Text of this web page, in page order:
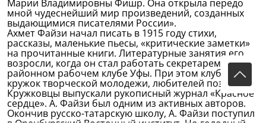
Марии Владимировны Фишр. Она открыла передо
мной чудеснейший мир произведений, созданных
выдающимися писателями России».
Ахмет Файзи начал писать в 1915 году стихи,
рассказы, маленькие пьесы, «критические заметки»
на прочитанные книги. Литературные занятия его
возросли, когда он стал работать секретарем в
районном рабочем клубе Уфы. При этом клубе был
кружок творческой молодежи, любителей поэзии.
Кружковцы выпускали рукописный журнал «Красное
сердце». А. Файзи был одним из активных авторов.
Окончив русско-татарскую школу, А. Файзи поступил
в Оренбургский Восточный институт. Но голодный